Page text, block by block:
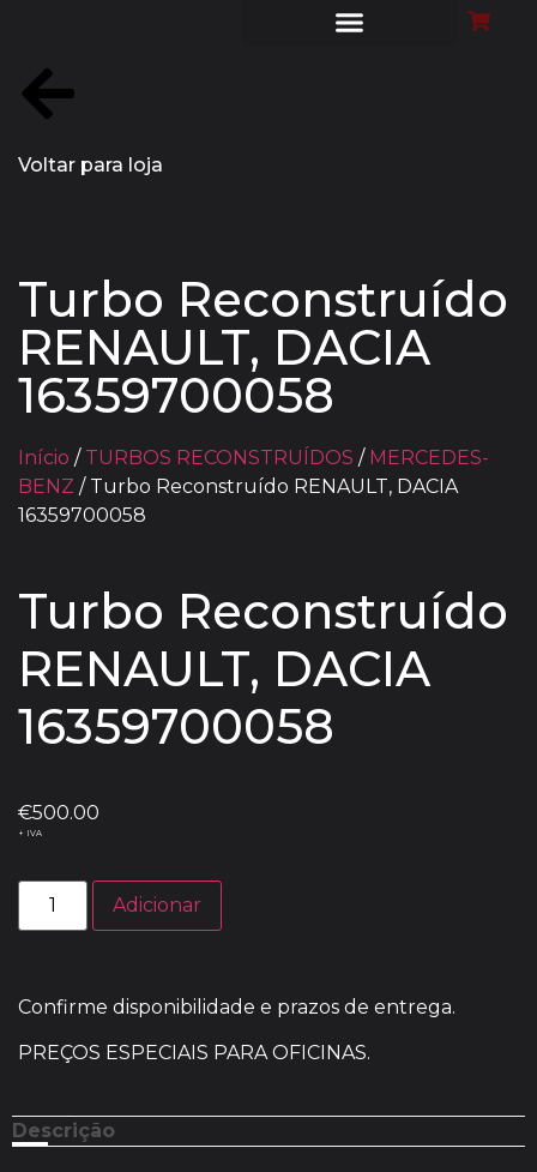
Voltar para loja
Turbo Reconstruído
RENAULT, DACIA
16359700058
Início / TURBOS RECONSTRUÍDOS / MERCEDES-
BENZ / Turbo Reconstruído RENAULT, DACIA
16359700058
Turbo Reconstruído
RENAULT, DACIA
16359700058
€500.00
+ IVA
Adicionar
Confirme disponibilidade e prazos de entrega.
PREÇOS ESPECIAIS PARA OFICINAS.
Descrição